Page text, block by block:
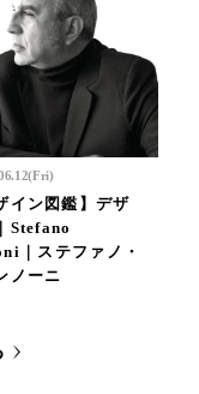
イン図鑑】デザ
Stefano
｜ステファノ・
ノーニ